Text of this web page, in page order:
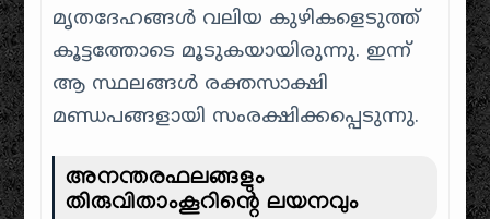
മൃതദേഹങ്ങൾ വലിയ കുഴികളെടുത്ത്
കൂട്ടത്തോടെ മൂടുകയായിരുന്നു. ഇന്ന്
ആ സ്ഥലങ്ങൾ രക്തസാക്ഷി
മണ്ഡപങ്ങളായി സംരക്ഷിക്കപ്പെടുന്നു.
അനന്തരഫലങ്ങളും
തിരുവിതാംകൂറിന്റെ ലയനവും